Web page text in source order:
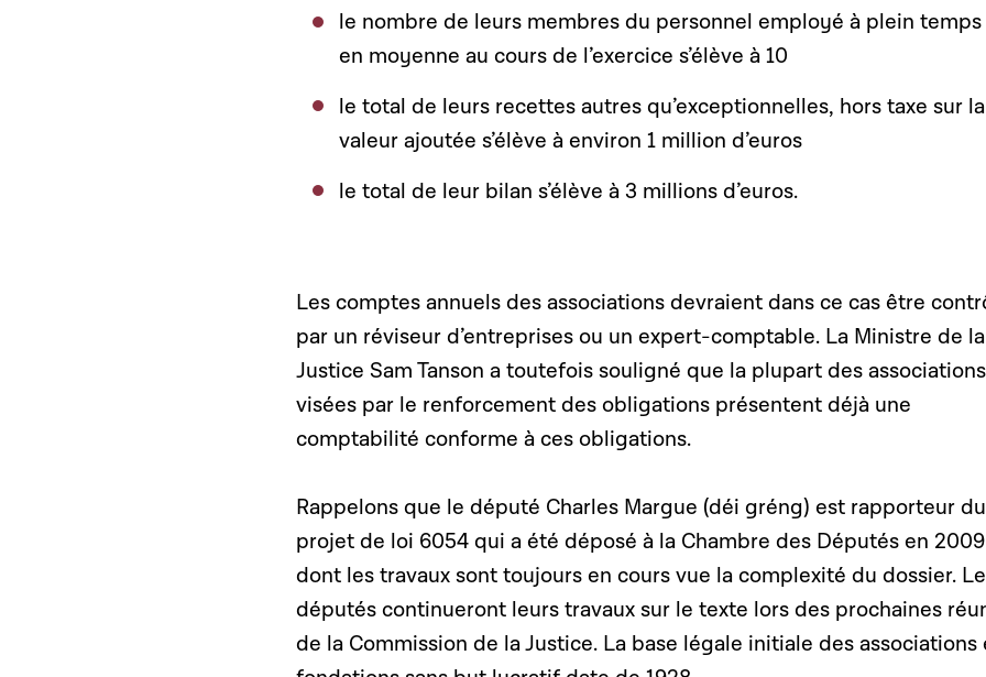
le nombre de leurs membres du personnel employé à plein
en moyenne au cours de l’exercice s’élève à 10
le total de leurs recettes autres qu’exceptionnelles, hors taxe sur la
valeur ajoutée s’élève à environ 1 million d’euros
le total de leur bilan s’élève à 3 millions d’euros.
Les comptes annuels des associations devraient dans ce cas être
par un réviseur d’entreprises ou un expert-comptable. La Ministre de la
Justice Sam Tanson a toutefois souligné que la plupart des associations
visées par le renforcement des obligations présentent déjà une
comptabilité conforme à ces obligations.
Rappelons que le député Charles Margue (déi gréng) est rapporteur du
projet de loi 6054 qui a été déposé à la Chambre des Députés en
dont les travaux sont toujours en cours vue la complexité du dossier.
députés continueront leurs travaux sur le texte lors des prochaines
de la Commission de la Justice. La base légale initiale des associations